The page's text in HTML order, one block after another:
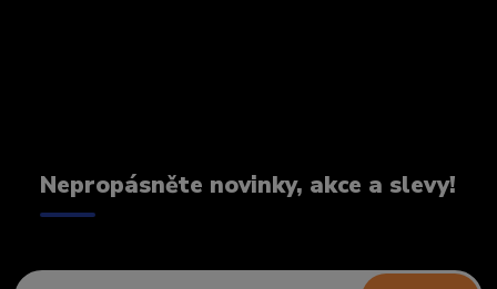
Nepropásněte novinky, akce a slevy!